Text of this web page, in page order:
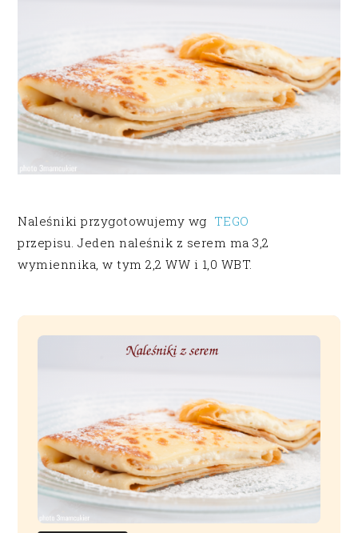
Naleśniki przygotowujemy wg TEGO
przepisu. Jeden naleśnik z serem ma 3,2
wymiennika, w tym 2,2 WW i 1,0 WBT.